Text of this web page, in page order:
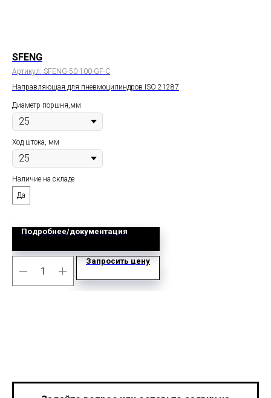
SFENG
Артикул: SFENG-50-100-GF-C
Направляющая для пневмоцилиндров ISO 21287
Диаметр поршня,мм
Ход штока, мм
Наличие на складе
Да
Подробнее/документация
Запросить цену